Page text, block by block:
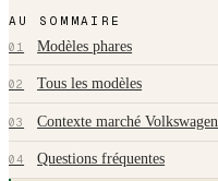
AU SOMMAIRE
01 Modèles phares
02 Tous les modèles
03 Contexte marché Volkswagen
04 Questions fréquentes